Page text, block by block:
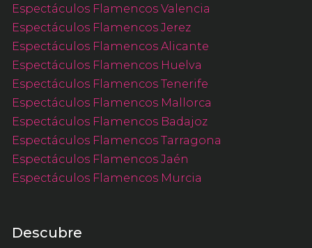
Espectáculos Flamencos Valencia
Espectáculos Flamencos Jerez
Espectáculos Flamencos Alicante
Espectáculos Flamencos Huelva
Espectáculos Flamencos Tenerife
Espectáculos Flamencos Mallorca
Espectáculos Flamencos Badajoz
Espectáculos Flamencos Tarragona
Espectáculos Flamencos Jaén
Espectáculos Flamencos Murcia
Descubre